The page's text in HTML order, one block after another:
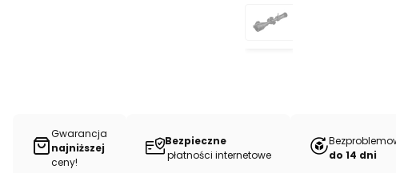
Gwarancja
najniższej
ceny!
Bezpieczne
płatności internetowe
do 14 dni